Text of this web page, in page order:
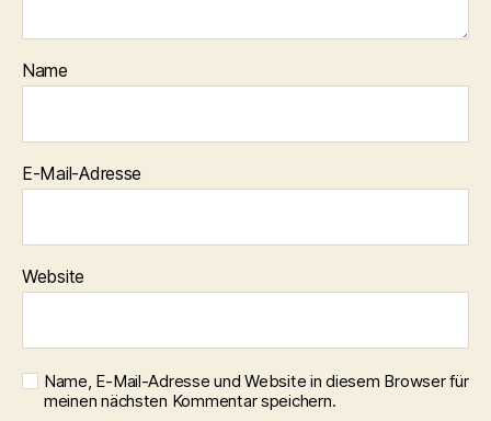
Name
E-Mail-Adresse
Website
Name, E-Mail-Adresse und Website in diesem Browser für
meinen nächsten Kommentar speichern.